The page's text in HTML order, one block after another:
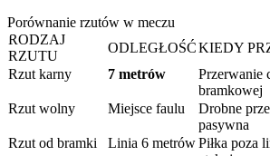
Porównanie rzutów w meczu
RODZAJ
RZUTU
ODLEGŁOŚĆKIEDY
Rzut karny
7 metrów
Przerwanie
bramkowej
Rzut wolny
Miejsce faulu
Drobne
pasywna
Rzut od bramki
Linia 6 metrówPiłka poza